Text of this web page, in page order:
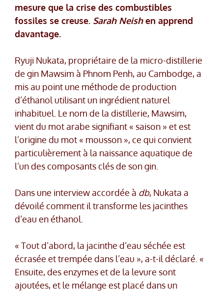
mesure que la crise des combustibles
fossiles se creuse. Sarah Neishen apprend
davantage.
Ryuji Nukata, propriétaire de la micro-distillerie
de gin Mawsim à Phnom Penh, au Cambodge, a
mis au point une méthode de production
d’éthanol utilisant un ingrédient naturel
inhabituel. Le nom de la distillerie, Mawsim,
vient du mot arabe signifiant « saison » et est
l’origine du mot « mousson », ce qui convient
particulièrement à la naissance aquatique de
l’un des composants clés de son gin.
Dans une interview accordée à db, Nukata a
dévoilé comment il transforme les jacinthes
d’eau en éthanol.
« Tout d’abord, la jacinthe d’eau séchée est
écrasée et trempée dans l’eau », a-t-il déclaré. «
Ensuite, des enzymes et de la levure sont
ajoutées, et le mélange est placé dans un